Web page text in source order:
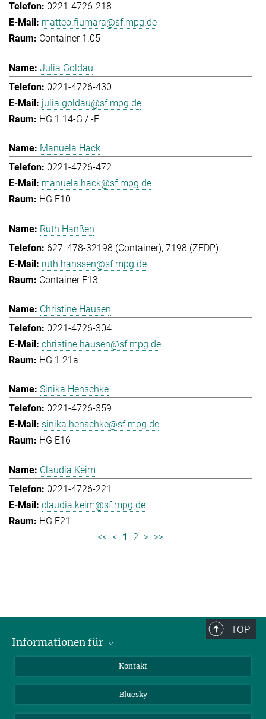
0221-4726-218
matteo.fiumara@sf.mpg.de
Container 1.05
Julia Goldau
0221-4726-430
julia.goldau@sf.mpg.de
HG 1.14-G / -F
Manuela Hack
0221-4726-472
manuela.hack@sf.mpg.de
HG E10
Ruth Hanßen
627, 478-32198 (Container), 7198 (ZEDP)
ruth.hanssen@sf.mpg.de
Container E13
Christine Hausen
0221-4726-304
christine.hausen@sf.mpg.de
HG 1.21a
Sinika Henschke
0221-4726-359
sinika.henschke@sf.mpg.de
HG E16
Claudia Keim
0221-4726-221
claudia.keim@sf.mpg.de
HG E21
<< < 1 2 > >>
TOP
Informationen für
Bewerbende
Forschende
Kontakt
Bluesky